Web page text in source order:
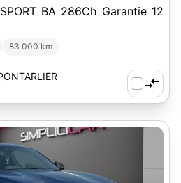
BA 286Ch Garantie 12
83 000 km